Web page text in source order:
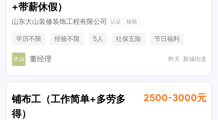
+带薪休假）
山东大山装修装饰工程有限公司 认证 核验
学历不限 经验不限 5人 社保五险 节日福利
董经理 昨天 新城街道
铺布工（工作简单+多劳多
得）
2500-3000元